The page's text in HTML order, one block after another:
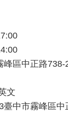
峰區中正路738-
文
臺中市霧峰區中